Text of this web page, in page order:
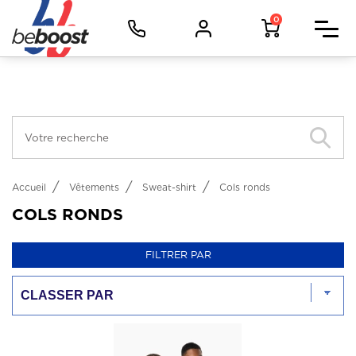
Facebook (Customer Chat) est désactivé. Autoriser
0
Vêtements d'image
Vêtements de travail
Objets
Métiers
Accueil Vêtements Sweat-shirt Cols ronds
COLS RONDS
FILTRER PAR
Panneau de gestion des cookies